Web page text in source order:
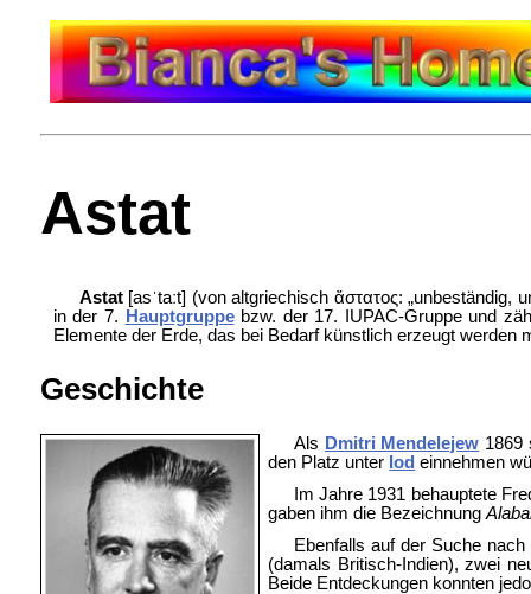
Astat
Astat[asˈtaːt] (von altgriechisch ἄστατος: „unbeständig,
in der 7.
Hauptgruppebzw. der 17. IUPAC-Gruppe und
Elemente der Erde, das bei Bedarf künstlich erzeugt werden
Geschichte
Als Dmitri Mendelejew 1869
den Platz unter Iod einnehmen
Im Jahre 1931 behauptete
gaben ihm die Bezeichnung
Ebenfalls auf der Suche
(damals Britisch-Indien), zwei
Beide Entdeckungen konnten